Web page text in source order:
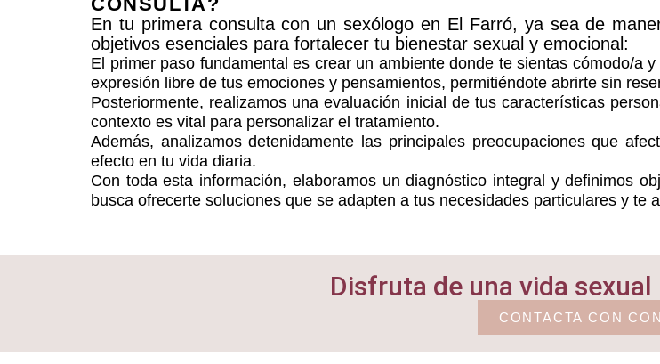
En tu primera consulta con un sexólogo en El Farró, ya sea de
objetivos esenciales para fortalecer tu bienestar sexual y emocional:
El primer paso fundamental es crear un ambiente donde te sientas cómodo/a
expresión libre de tus emociones y pensamientos, permitiéndote abrirte sin
Posteriormente, realizamos una evaluación inicial de tus características
contexto es vital para personalizar el tratamiento.
Además, analizamos detenidamente las principales preocupaciones que
efecto en tu vida diaria.
Con toda esta información, elaboramos un diagnóstico integral y definimos
busca ofrecerte soluciones que se adapten a tus necesidades particulares y te
Disfruta de una vida
CONTACTA CON